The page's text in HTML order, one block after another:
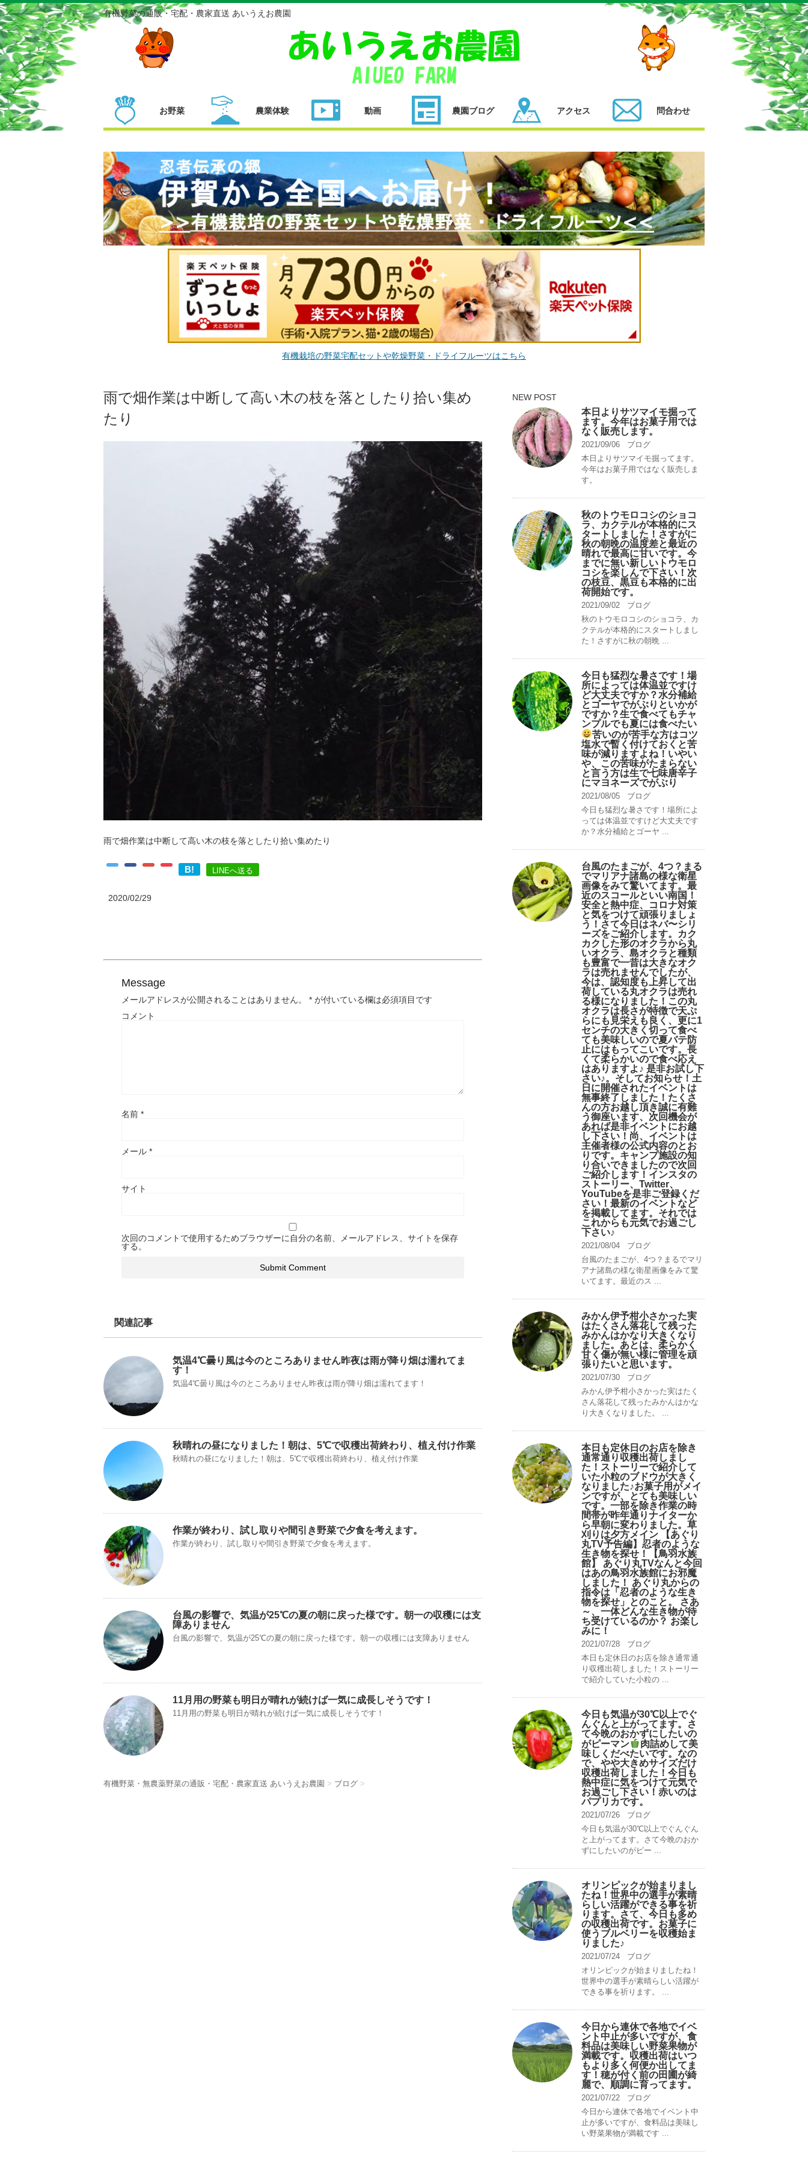
有機野菜の通販・宅配・農家直送 あいうえお農園
お野菜 農業体験 動画 農園ブログ アクセス 問合わせ
有機栽培の野菜宅配セットや乾燥野菜・ドライフルーツはこちら
雨で畑作業は中断して高い木の枝を落としたり拾い集め
たり
雨で畑作業は中断して高い木の枝を落としたり拾い集めたり
B! LINEへ送る
2020/02/29
Message
メールアドレスが公開されることはありません。 * が付いている欄は必須項目です
コメント
名前 *
メール *
サイト
次回のコメントで使用するためブラウザーに自分の名前、メールアドレス、サイトを保存
する。
関連記事
気温4℃曇り風は今のところありません昨夜は雨が降り畑は濡れてま
す！
気温4℃曇り風は今のところありません昨夜は雨が降り畑は濡れてます！
秋晴れの昼になりました！朝は、5℃で収穫出荷終わり、植え付け作業
秋晴れの昼になりました！朝は、5℃で収穫出荷終わり、植え付け作業
作業が終わり、試し取りや間引き野菜で夕食を考えます。
作業が終わり、試し取りや間引き野菜で夕食を考えます。
台風の影響で、気温が25℃の夏の朝に戻った様です。朝一の収穫には支
障ありません
台風の影響で、気温が25℃の夏の朝に戻った様です。朝一の収穫には支障ありません
11月用の野菜も明日が晴れが続けば一気に成長しそうです！
11月用の野菜も明日が晴れが続けば一気に成長しそうです！
有機野菜・無農薬野菜の通販・宅配・農家直送 あいうえお農園 > ブログ >
NEW POST
本日よりサツマイモ掘って
ます。今年はお菓子用では
なく販売します。
2021/09/06
ブログ
本日よりサツマイモ掘ってます。
今年はお菓子用ではなく販売しま
す。
秋のトウモロコシのショコ
ラ、カクテルが本格的にス
タートしました！さすがに
秋の朝晩の温度差と最近の
晴れで最高に甘いです。今
までに無い新しいトウモロ
コシを楽しんで下さい！次
の枝豆、黒豆も本格的に出
荷開始です。
2021/09/02
ブログ
秋のトウモロコシのショコラ、カ
クテルが本格的にスタートしまし
た！さすがに秋の朝晩 ...
今日も猛烈な暑さです！場
所によっては体温並ですけ
ど大丈夫ですか？水分補給
とゴーヤでがぶりといかが
ですか？生で食べてもチャ
ンプルでも夏には食べたい
苦いのが苦手な方はコツ
塩水で暫く付けておくと苦
味が減りますよね！いやい
や、この苦味がたまらない
と言う方は生で七味唐辛子
にマヨネーズでがぶり
2021/08/05
ブログ
今日も猛烈な暑さです！場所によ
っては体温並ですけど大丈夫です
か？水分補給とゴーヤ ...
台風のたまごが、4つ？まる
でマリアナ諸島の様な衛星
画像をみて驚いてます。最
近のスコールといい南国！
安全と熱中症、コロナ対策
と気をつけて頑張りましょ
う！さて今日はネバ〜シリ
ーズをご紹介します。カク
カクした形のオクラから丸
いオクラ、島オクラと種類
も豊富で一昔は大きなオク
ラは売れませんでしたが、
今は、認知度も上昇して出
荷している丸オクラは売れ
る様になりました！この丸
オクラは長さが特徴で天ぷ
らにも見栄えも良く、更に1
センチの大きく切って食べ
ても美味しいので夏バテ防
止にはもってこいです。長
くて柔らかいので食べ応え
はありますよ♪ 是非お試し下
さい♪。そしてお知らせ！土
日に開催されたイベントは
無事終了しました！たくさ
んの方お越し頂き誠に有難
う御座います、次回機会が
あれば是非イベントにお越
し下さい！尚、イベントは
主催者様の公式内容のとお
りです。キャンプ️施設の知
り合いできましたので次回
ご紹介します！インスタの
ストーリー、Twitter、
YouTubeを是非ご登録くだ
さい！最新のイベントなど
を掲載してます。それでは
これからも元気でお過ごし
下さい♪
2021/08/04
ブログ
台風のたまごが、4つ？まるでマリ
アナ諸島の様な衛星画像をみて驚
いてます。最近のス ...
みかん伊予柑小さかった実
はたくさん落花して残った
みかんはかなり大きくなり
ました。あとは、柔らかく
甘く傷が無い様に管理を頑
張りたいと思います。
2021/07/30
ブログ
みかん伊予柑小さかった実はたく
さん落花して残ったみかんはかな
り大きくなりました。 ...
本日も定休日のお店を除き
通常通り収穫出荷しまし
た！ストーリーで紹介して
いた小粒のブドウが大きく
なりました♪お菓子用がメイ
ンですが、とても美味しい
です。一部を除き作業の時
間帯が昨年通りナイターか
ら早朝に変わりました。草
刈りは夕方メイン 【あぐり
丸TV予告編】忍者のような
生き物を探せ！【鳥羽水族
館】 あぐり丸TVなんと今回
はあの鳥羽水族館にお邪魔
しました！ あぐり丸からの
指令は「忍者のような生き
物を探せ」とのこと。 さあ
～、一体どんな生き物が待
ち受けているのか？ お楽し
みに！
2021/07/28
ブログ
本日も定休日のお店を除き通常通
り収穫出荷しました！ストーリー
で紹介していた小粒の ...
今日も気温が30℃以上でぐ
んぐんと上がってます。さ
て今晩のおかずにしたいの
がピーマン
肉詰めして美
味しくだべたいです。なの
で、やや大きめサイズだけ
収穫出荷しました！今日も
熱中症に気をつけて元気で
お過ごし下さい！赤いのは
パプリカです。
2021/07/26
ブログ
今日も気温が30℃以上でぐんぐん
と上がってます。さて今晩のおか
ずにしたいのがピー ...
オリンピックが始まりまし
たね！世界中の選手が素晴
らしい活躍ができる事を祈
ります。さて、今日も多め
の収穫出荷です。お菓子に
使うブルベリーを収穫始ま
りました♪
2021/07/24
ブログ
オリンピックが始まりましたね！
世界中の選手が素晴らしい活躍が
できる事を祈ります。 ...
今日から連休で各地でイベ
ント中止が多いですが、食
料品は美味しい野菜果物が
満載です。収穫出荷はいつ
もより多く何便か出してま
す！穂が付く前の田圃が綺
麗で、順調に育ってます。
2021/07/22
ブログ
今日から連休で各地でイベント中
止が多いですが、食料品は美味し
い野菜果物が満載です ...